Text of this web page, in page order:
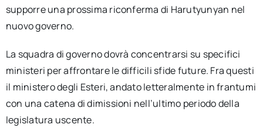
supporre una prossima riconferma di Harutyunyan nel
nuovo governo.
La squadra di governo dovrà concentrarsi su specifici
ministeri per affrontare le difficili sfide future. Fra questi
il ministero degli Esteri, andato letteralmente in frantumi
con una catena di dimissioni nell’ultimo periodo della
legislatura uscente.